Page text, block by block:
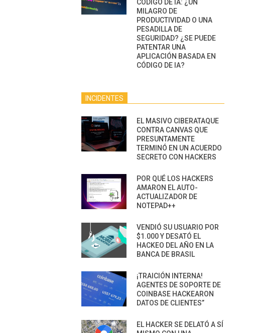
CÓDIGO DE IA: ¿UN
MILAGRO DE
PRODUCTIVIDAD O UNA
PESADILLA DE
SEGURIDAD? ¿SE PUEDE
PATENTAR UNA
APLICACIÓN BASADA EN
CÓDIGO DE IA?
INCIDENTES
EL MASIVO CIBERATAQUE
CONTRA CANVAS QUE
PRESUNTAMENTE
TERMINÓ EN UN ACUERDO
SECRETO CON HACKERS
POR QUÉ LOS HACKERS
AMARON EL AUTO-
ACTUALIZADOR DE
NOTEPAD++
VENDIÓ SU USUARIO POR
$1.000 Y DESATÓ EL
HACKEO DEL AÑO EN LA
BANCA DE BRASIL
¡TRAICIÓN INTERNA!
AGENTES DE SOPORTE DE
COINBASE HACKEARON
DATOS DE CLIENTES”
EL HACKER SE DELATÓ A SÍ